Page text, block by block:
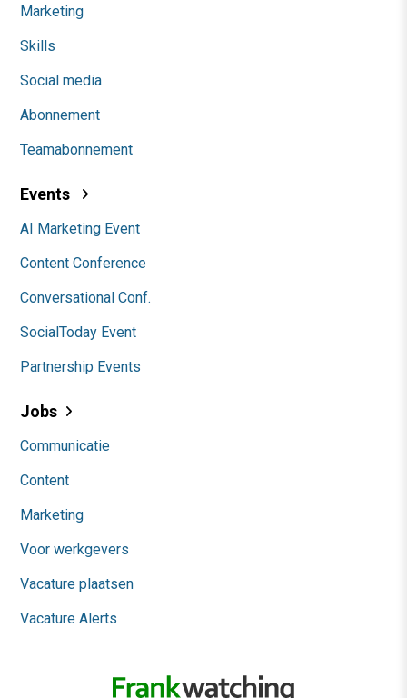
Marketing
Skills
Social media
Abonnement
Teamabonnement
Events
AI Marketing Event
Content Conference
Conversational Conf.
SocialToday Event
Partnership Events
Jobs
Communicatie
Content
Marketing
Voor werkgevers
Vacature plaatsen
Vacature Alerts